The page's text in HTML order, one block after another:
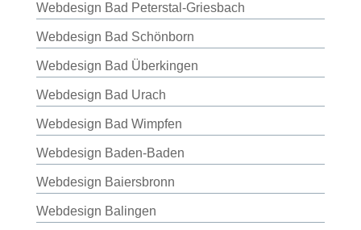
Webdesign Bad Peterstal-Griesbach
Webdesign Bad Schönborn
Webdesign Bad Überkingen
Webdesign Bad Urach
Webdesign Bad Wimpfen
Webdesign Baden-Baden
Webdesign Baiersbronn
Webdesign Balingen